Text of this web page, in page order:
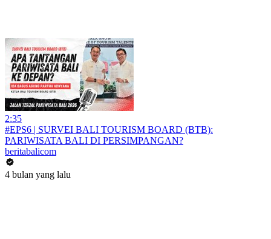
2:35
#EPS6 | SURVEI BALI TOURISM BOARD (BTB):
PARIWISATA BALI DI PERSIMPANGAN?
beritabalicom
4 bulan yang lalu